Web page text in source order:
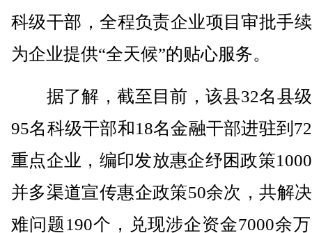
科级干部，全程负责企业项目审批手
为企业提供“全天候”的贴心服务。
据了解，截至目前，该县32名县
95名科级干部和18名金融干部进驻到
重点企业，编印发放惠企纾困政策
并多渠道宣传惠企政策50余次，共解
难问题190个，兑现涉企资金7000余